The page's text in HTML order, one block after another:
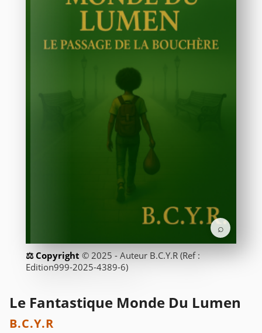
⌕
© 2025 - Auteur B.C.Y.R (Ref :
Edition999-2025-4389-6)
Le Fantastique Monde Du Lumen
B.C.Y.R